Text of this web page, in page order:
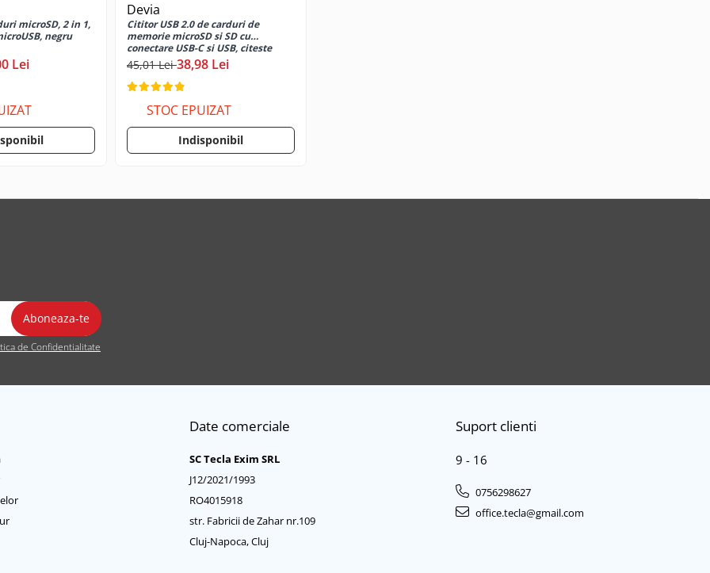
microSD, 2 in 1,
negru
Lei
Devia
Cititor USB 2.0 de carduri de
memorie microSD si SD cu
conectare USB-C si USB, citeste
date pana la 2TB, cu capace din
silicon
45,01 Lei38,98 Lei
STOC EPUIZAT
Indisponibil
de Confidentialitate
Date comerciale
SC Tecla Exim SRL
J12/2021/1993
RO4015918
str. Fabricii de Zahar nr.109
Cluj-Napoca, Cluj
Suport clienti
9 - 16
0756298627
office.tecla@gmail.com